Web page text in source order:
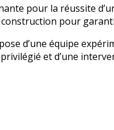
pour la réussite
pour
d’une équipe
et d’une